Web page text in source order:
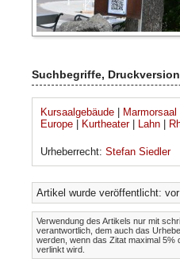
Suchbegriffe,
Kursaalgebäude Marmorsaal
Europe
Kurtheater| Lahn
Urheberrecht: Stefan Siedler
Artikel wurde veröffentlicht: vor
Verwendung des Artikels nur mit
verantwortlich, dem auch das
werden, wenn das Zitat maximal
verlinkt wird.